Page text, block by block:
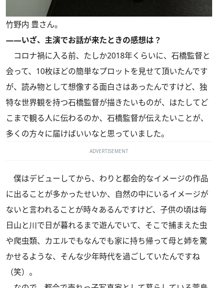
竹野内 豊さん。
――いざ、主演でお話が来たときの感想は？
コロナ禍に入る前、たしか2018年くらいに、石橋監督と
会って、10枚ほどの簡単なプロットを見せて頂いたんです
が、読み物として想像する面白さはあったんですけど、独
特な世界観を持つ石橋監督が描きたいものが、はたしてど
こまで観る人に伝わるのか、石橋監督が伝えたいことが、
多くの方々に届けばいいなと思っていました。
ADVERTISEMENT
僕はデビューしてから、わりと都会的なイメージの作品
に出ることが多かったせいか、自然の中にいるイメージが
ないと言われることが時々あるんですけど、子供の頃は毎
日山と川で日が暮れるまで遊んでいて、そこで捕まえた虫
や爬虫類、カエルでもなんでも家に持ち帰って母と姉を驚
かせるような、そんな少年時代を過ごしていたんですね
（笑）。